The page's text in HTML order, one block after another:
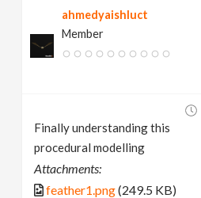
ahmedyaishluct
Member
Finally understanding this
procedural modelling
Attachments:
feather1.png(249.5 KB)